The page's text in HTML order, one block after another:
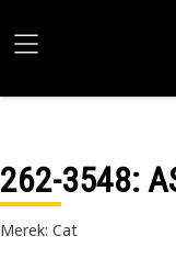
262-3548:
Merek: Cat